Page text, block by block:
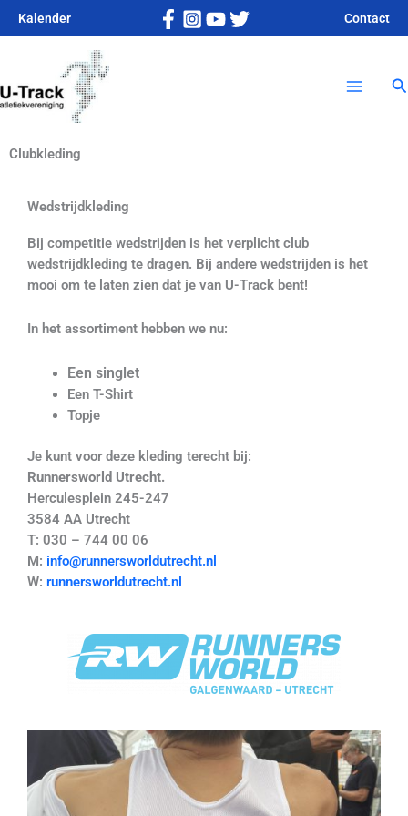
Kalender Contact
Menu
Clubkleding
Wedstrijdkleding
Bij competitie wedstrijden is het verplicht club
wedstrijdkleding te dragen. Bij andere wedstrijden is het
mooi om te laten zien dat je van U-Track bent!
In het assortiment hebben we nu:
Een singlet
Een T-Shirt
Topje
Je kunt voor deze kleding terecht bij:
Runnersworld Utrecht.
Herculesplein 245-247
3584 AA Utrecht
T: 030 – 744 00 06
M: info@runnersworldutrecht.nl
W: runnersworldutrecht.nl